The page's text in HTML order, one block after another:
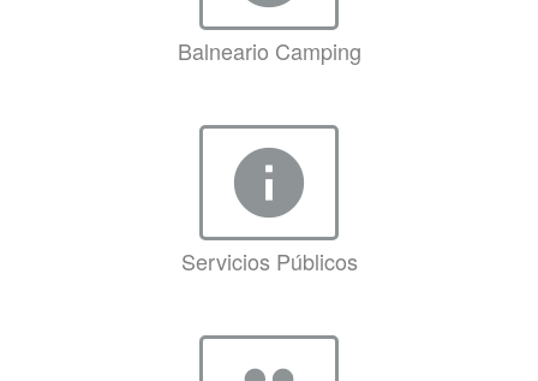
Balneario Camping
info
Servicios Públicos